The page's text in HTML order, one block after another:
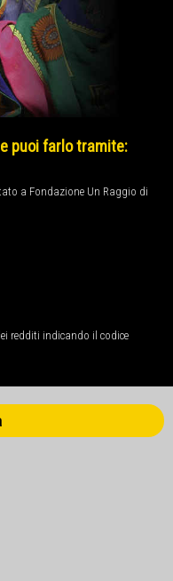
puoi farlo tramite:
a Fondazione Un Raggio di
redditi indicando il codice